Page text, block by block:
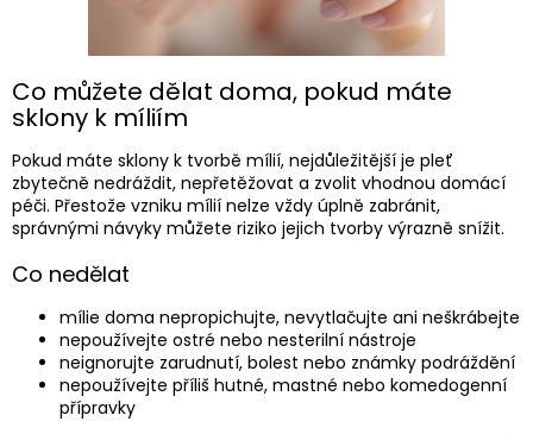
Co můžete dělat doma, pokud máte
sklony k míliím
Pokud máte sklony k tvorbě mílií, nejdůležitější je pleť
zbytečně nedráždit, nepřetěžovat a zvolit vhodnou domácí
péči. Přestože vzniku mílií nelze vždy úplně zabránit,
správnými návyky můžete riziko jejich tvorby výrazně snížit.
Co nedělat
mílie doma nepropichujte, nevytlačujte ani neškrábejte
nepoužívejte ostré nebo nesterilní nástroje
neignorujte zarudnutí, bolest nebo známky podráždění
nepoužívejte příliš hutné, mastné nebo komedogenní
přípravky